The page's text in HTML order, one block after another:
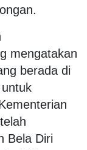
mengatakan
berada di
Bela Diri